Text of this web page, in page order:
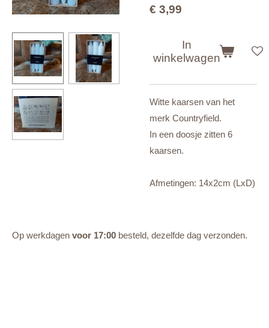
€ 3,99
In
winkelwagen
Witte kaarsen van het
merk Countryfield.
In een doosje zitten 6
kaarsen.
Afmetingen: 14x2cm (LxD)
Op werkdagen voor 17:00 besteld, dezelfde dag verzonden.